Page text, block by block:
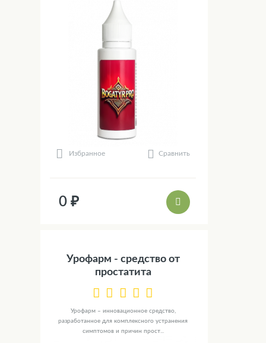
Избранное Сравнить
0 ₽
Урофарм - средство от
простатита
Урофарм – инновационное средство,
разработанное для комплексного устранения
симптомов и причин прост...